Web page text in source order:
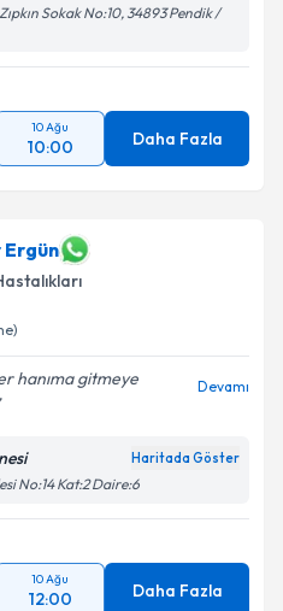
Sokak No:10, 34893 Pendik /
10 Ağu
10:00 Daha Fazla
Ergün
hanıma gitmeye
Devamı
Haritada Göster
No:14 Kat:2 Daire:6
10 Ağu
12:00 Daha Fazla